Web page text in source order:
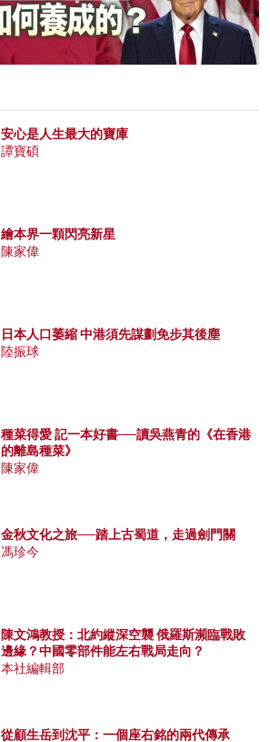
安心是人生最大的寶庫
譚寶碩
繪本界一顆閃亮新星
陳家偉
日本人口萎縮 中港須先謀劃免步其後塵
陸振球
種菜得愛 記一本好書──讀吳燕青的《在香港
的離島種菜》
陳家偉
金秋文化之旅──踏上古蜀道，走過劍門關
馮珍今
陳文鴻教授：北約縱深空襲 俄羅斯瀕臨戰敗
邊緣？中國零部件能左右戰局走向？
本社編輯部
從顧生岳到沈平：一個座右銘的兩代傳承